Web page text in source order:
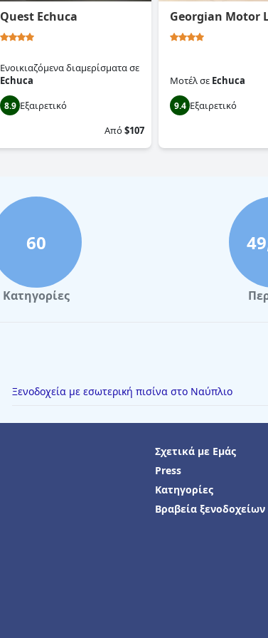
Quest Echuca
Ενοικιαζόμενα διαμερίσματασε
Echuca
8.9 Εξαιρετικό
Από$107
Georgian Motor
Μοτέλσε Echuca
9.4 Εξαιρετικό
60
Κατηγορίες
Ξενοδοχεία με εσωτερική πισίνα στο Ναύπλιο
Σχετικά με Εμάς
Press
Κατηγορίες
Βραβεία ξενοδοχείων